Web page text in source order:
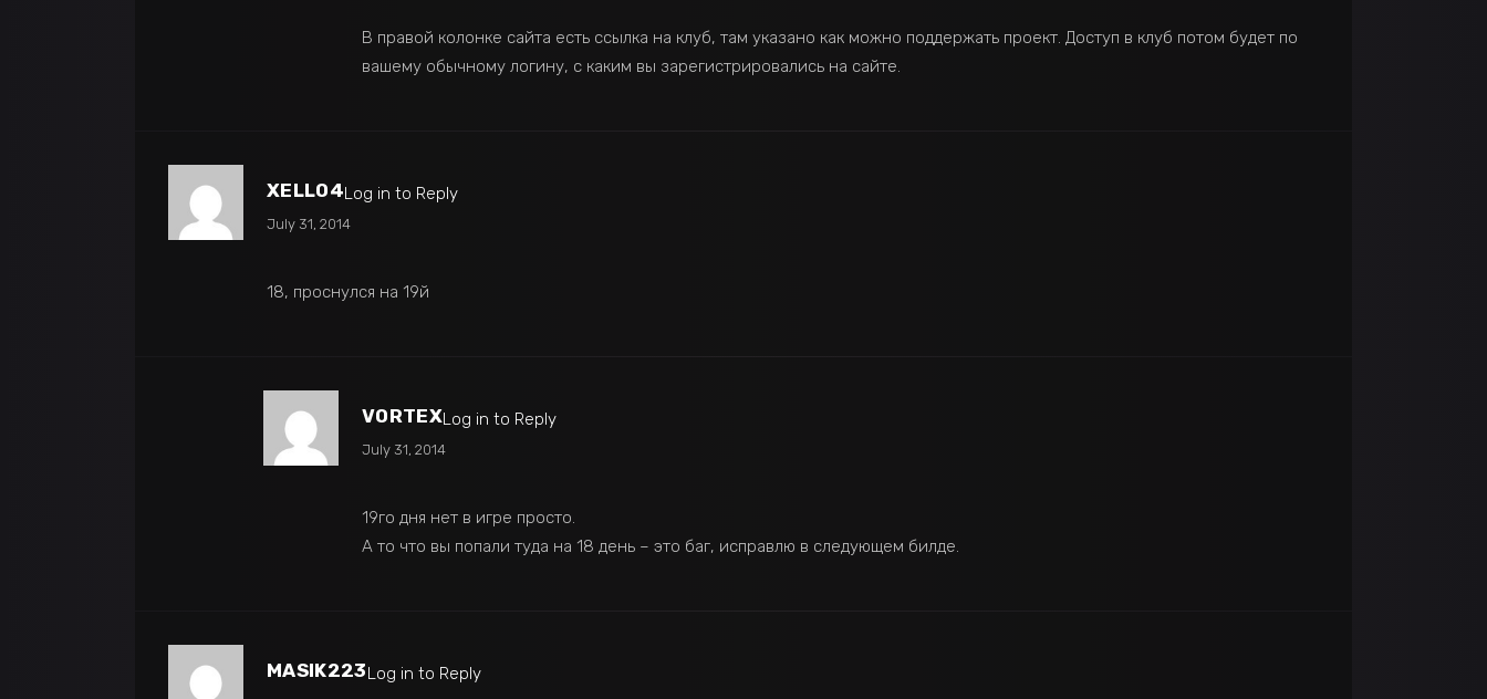
В правой колонке сайта есть ссылка на клуб, там указано как можно поддержать проект. Доступ в клуб потом будет по
вашему обычному логину, с каким вы зарегистрировались на сайте.
XELLO4Log in to Reply
July 31, 2014
18, проснулся на 19й
VORTEXLog in to Reply
July 31, 2014
19го дня нет в игре просто.
А то что вы попали туда на 18 день – это баг, исправлю в следующем билде.
MASIK223Log in to Reply